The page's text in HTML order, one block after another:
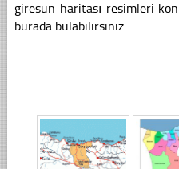
giresun haritası resimleri
burada bulabilirsiniz.